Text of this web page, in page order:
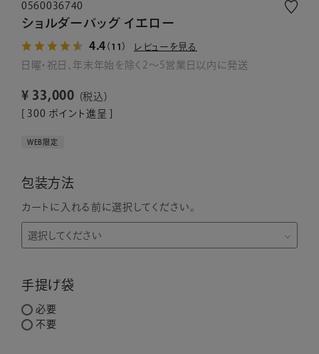
0560036740
ショルダーバッグ イエロー
4.4 （11） レビューを見る
日曜・祝日、年末年始を除く2～5営業日以内に発送
¥ 33,000
税込
300 ポイント進呈 ]
WEB限定
包装方法
カートに入れる前に選択してください。
手提げ袋
必要
不要